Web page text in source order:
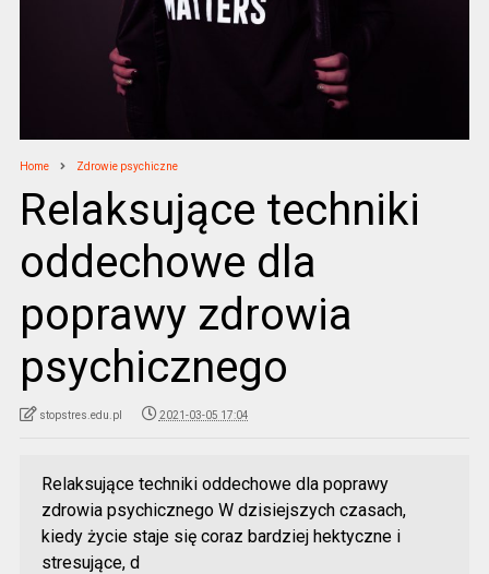
Home Zdrowie psychiczne
Relaksujące techniki
oddechowe dla
poprawy zdrowia
psychicznego
stopstres.edu.pl 2021-03-05 17:04
Relaksujące techniki oddechowe dla poprawy
zdrowia psychicznego W dzisiejszych czasach,
kiedy życie staje się coraz bardziej hektyczne i
stresujące, d